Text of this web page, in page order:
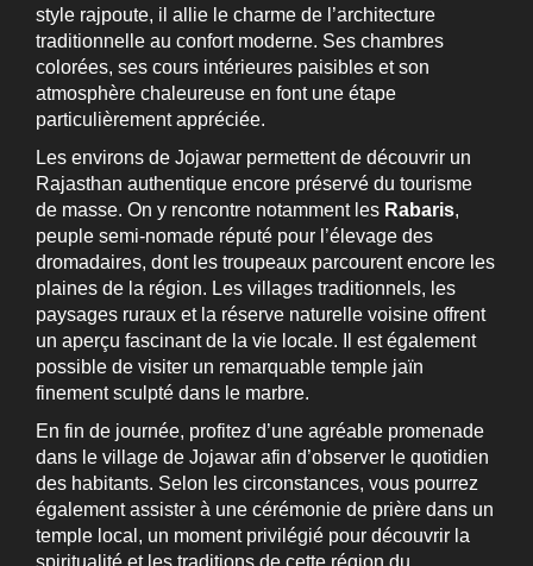
style rajpoute, il allie le charme de l’architecture
traditionnelle au confort moderne. Ses chambres
colorées, ses cours intérieures paisibles et son
atmosphère chaleureuse en font une étape
particulièrement appréciée.
Les environs de Jojawar permettent de découvrir un
Rajasthan authentique encore préservé du tourisme
de masse. On y rencontre notamment les Rabaris,
peuple semi-nomade réputé pour l’élevage des
dromadaires, dont les troupeaux parcourent encore les
plaines de la région. Les villages traditionnels, les
paysages ruraux et la réserve naturelle voisine offrent
un aperçu fascinant de la vie locale. Il est également
possible de visiter un remarquable temple jaïn
finement sculpté dans le marbre.
En fin de journée, profitez d’une agréable promenade
dans le village de Jojawar afin d’observer le quotidien
des habitants. Selon les circonstances, vous pourrez
également assister à une cérémonie de prière dans un
temple local, un moment privilégié pour découvrir la
spiritualité et les traditions de cette région du